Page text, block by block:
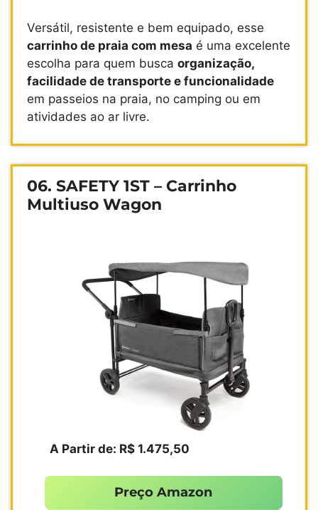
Versátil, resistente e bem equipado, esse
carrinho de praia com mesa é uma excelente
escolha para quem busca organização,
facilidade de transporte e funcionalidade
em passeios na praia, no camping ou em
atividades ao ar livre.
06. SAFETY 1ST – Carrinho
Multiuso Wagon
A Partir de: R$ 1.475,50
Preço Amazon